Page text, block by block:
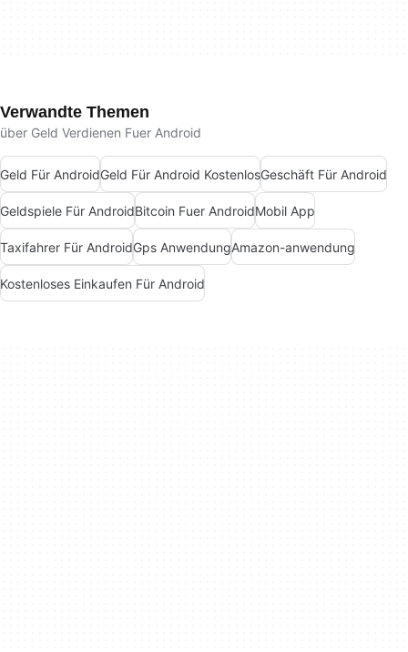
Verwandte Themen
über Geld Verdienen Fuer Android
Geld Für AndroidGeld Für Android KostenlosGeschäft Für Android
Geldspiele Für AndroidBitcoin Fuer AndroidMobil App
Taxifahrer Für AndroidGps AnwendungAmazon-anwendung
Kostenloses Einkaufen Für Android